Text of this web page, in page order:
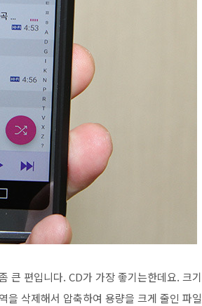
편입니다. CD가 가장 좋기는한데요. 크기
삭제해서 압축하여 용량을 크게 줄인 파일